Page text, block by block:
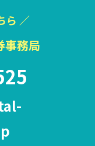
ら ／
事務局